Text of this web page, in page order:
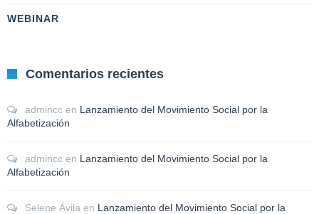
WEBINAR
Comentarios recientes
admincc en Lanzamiento del Movimiento Social por la
Alfabetización
admincc en Lanzamiento del Movimiento Social por la
Alfabetización
Selene Ávila en Lanzamiento del Movimiento Social por la